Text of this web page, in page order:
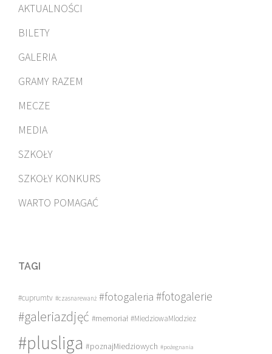
AKTUALNOŚCI
BILETY
GALERIA
GRAMY RAZEM
MECZE
MEDIA
SZKOŁY
SZKOŁY KONKURS
WARTO POMAGAĆ
TAGI
#cuprumtv #czasnarewanż #fotogaleria #fotogalerie
#galeriazdjęć #memoriał #MiedziowaMlodziez
#plusliga #poznajMiedziowych #pożegnania